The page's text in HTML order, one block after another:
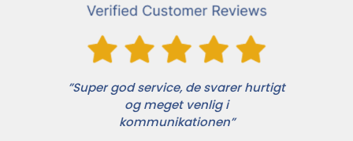
”Super god service, de svarer hurtigt
og meget venlig i
kommunikationen”